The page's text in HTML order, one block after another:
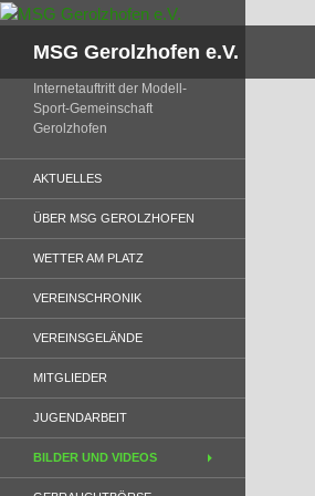
Zum
springenMSG Gerolzhofen e.V.
Internetauftritt der Modell-
Sport-Gemeinschaft
Gerolzhofen
AKTUELLES
ÜBER MSG GEROLZHOFEN
WETTER AM PLATZ
VEREINSCHRONIK
VEREINSGELÄNDE
MITGLIEDER
JUGENDARBEIT
BILDER UND VIDEOS